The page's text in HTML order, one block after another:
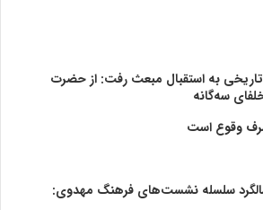
تاریخی به استقبال مبعث رفت: از حضرت
سه‌گانه
وقوع است
سلسله نشست‌های فرهنگ مهدوی:‌